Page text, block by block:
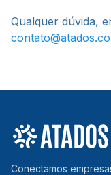
Qualquer dúvida,
Conectamos